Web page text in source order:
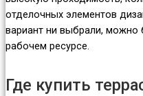
отделочных элементов
вариант ни выбрали,
рабочем ресурсе.
Где купить